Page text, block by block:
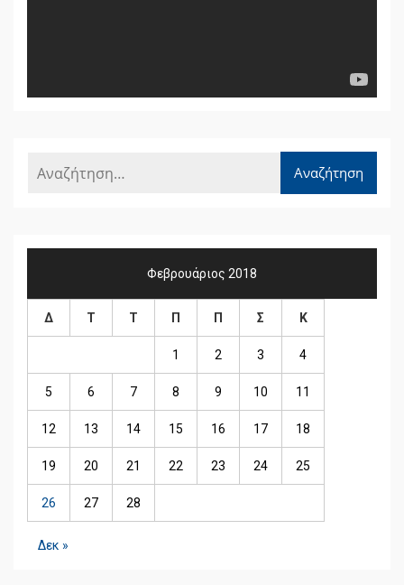
Φεβρουάριος 2018
Δ Τ Τ Π Π Σ Κ
1 2 3 4
5 6 7 8 9 10 11
12 13 14 15 16 17 18
19 20 21 22 23 24 25
26 27 28
Δεκ »